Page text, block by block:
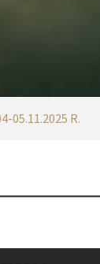
05.11.2025 R.